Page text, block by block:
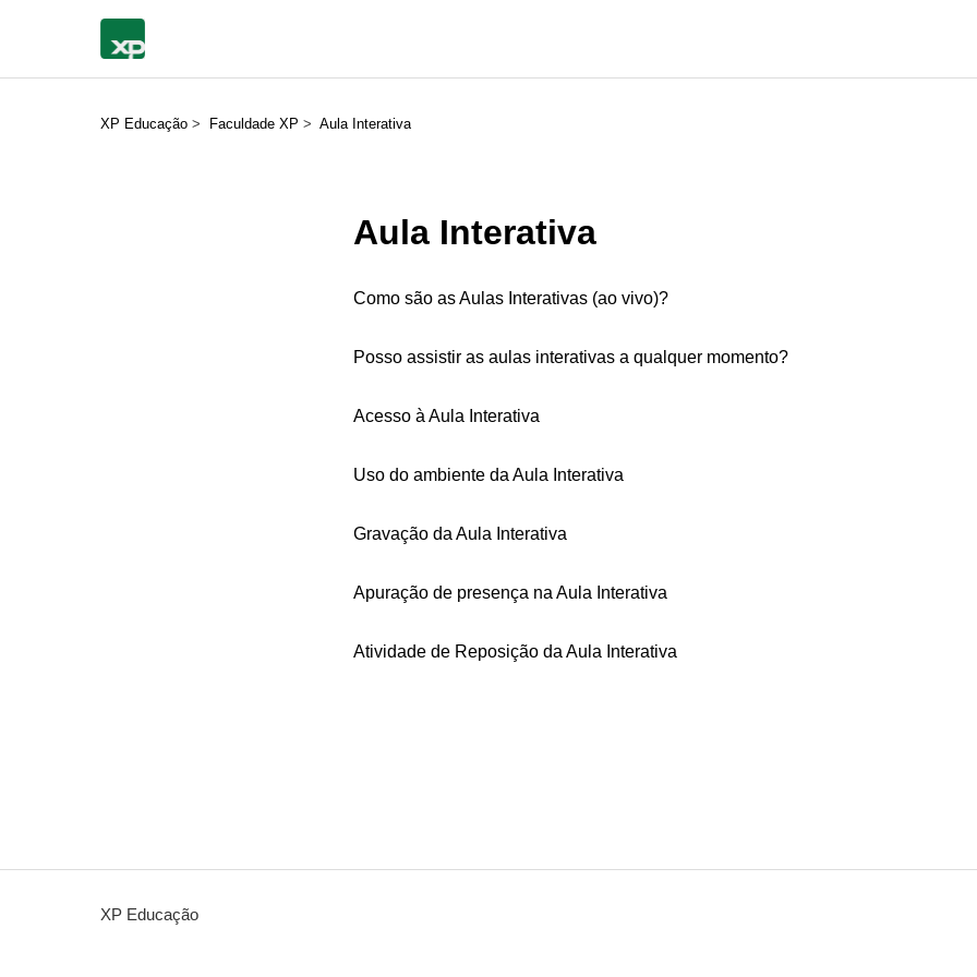
XP Educação Faculdade XP Aula Interativa
Aula Interativa
Como são as Aulas Interativas (ao vivo)?
Posso assistir as aulas interativas a qualquer momento?
Acesso à Aula Interativa
Uso do ambiente da Aula Interativa
Gravação da Aula Interativa
Apuração de presença na Aula Interativa
Atividade de Reposição da Aula Interativa
XP Educação